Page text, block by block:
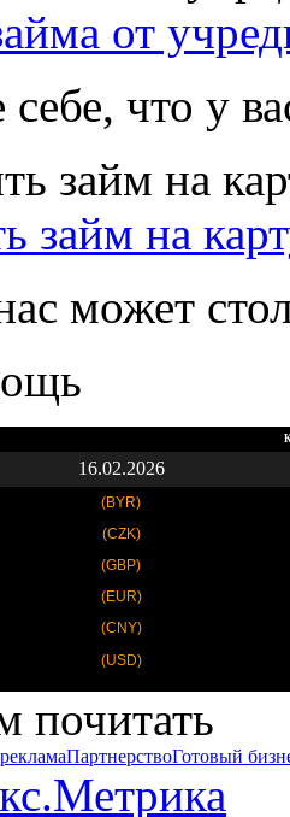
от
себе, что у
займ на
может
16.02.2026
(BYR)
(CZK)
(GBP)
(EUR)
(CNY)
(USD)
почитать
ПартнерствоГотовый